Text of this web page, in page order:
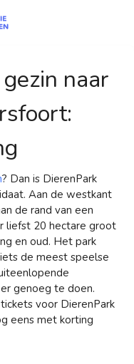
naar
? Dan is DierenPark
Aan de westkant
de rand van een
liefst 20 hectare groot
en oud. Het park
de meest speelse
genoeg te doen.
voor DierenPark
eens met korting